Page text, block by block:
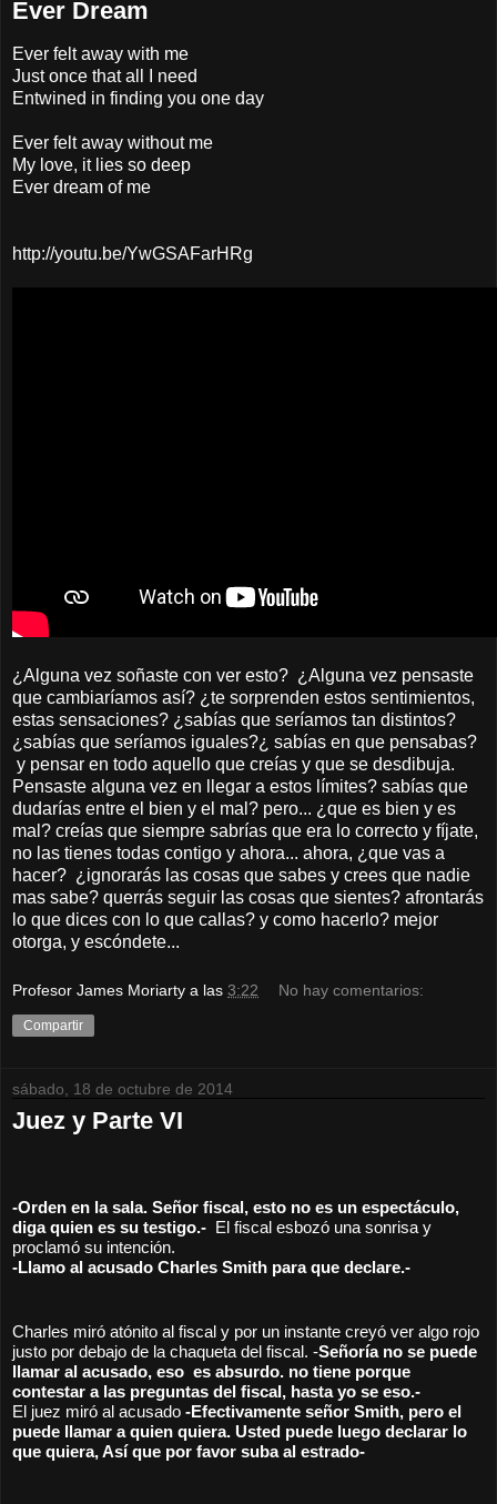
Ever Dream
Ever felt away with me
Just once that all I need
Entwined in finding you one day
Ever felt away without me
My love, it lies so deep
Ever dream of me
http://youtu.be/YwGSAFarHRg
¿Alguna vez soñaste con ver esto? ¿Alguna vez pensaste
que cambiaríamos así? ¿te sorprenden estos sentimientos,
estas sensaciones? ¿sabías que seríamos tan distintos?
¿sabías que seríamos iguales?¿ sabías en que pensabas?
y pensar en todo aquello que creías y que se desdibuja.
Pensaste alguna vez en llegar a estos límites? sabías que
dudarías entre el bien y el mal? pero... ¿que es bien y es
mal? creías que siempre sabrías que era lo correcto y fíjate,
no las tienes todas contigo y ahora... ahora, ¿que vas a
hacer? ¿ignorarás las cosas que sabes y crees que nadie
mas sabe? querrás seguir las cosas que sientes? afrontarás
lo que dices con lo que callas? y como hacerlo? mejor
otorga, y escóndete...
Profesor James Moriarty a las 3:22 No hay comentarios:
Compartir
sábado, 18 de octubre de 2014
Juez y Parte VI
-Orden en la sala. Señor fiscal, esto no es un espectáculo,
diga quien es su testigo.- El fiscal esbozó una sonrisa y
proclamó su intención.
-Llamo al acusado Charles Smith para que declare.-
Charles miró atónito al fiscal y por un instante creyó ver algo rojo
justo por debajo de la chaqueta del fiscal. -Señoría no se puede
llamar al acusado, eso  es absurdo. no tiene porque
contestar a las preguntas del fiscal, hasta yo se eso.-
El juez miró al acusado -Efectivamente señor Smith, pero el
puede llamar a quien quiera. Usted puede luego declarar lo
que quiera, Así que por favor suba al estrado-